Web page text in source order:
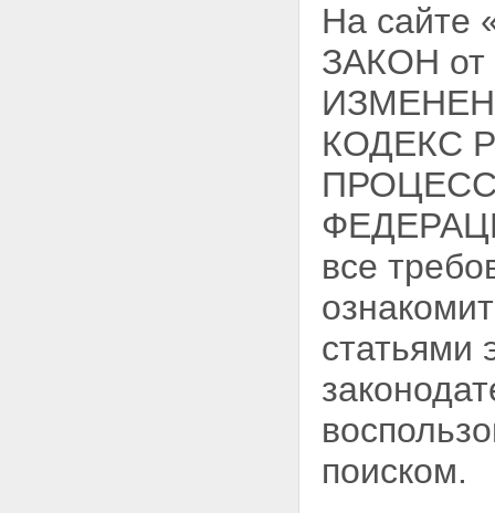
На сайте
ЗАКОН
КОДЕКС
все
статьями
поиском.